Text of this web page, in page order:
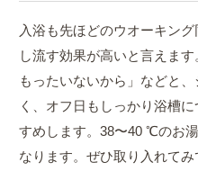
入浴も先ほどのウオーキン
し流す効果が高いと言えま
もったいないから」などと
く、オフ日もしっかり浴槽
すめします。38〜40 ℃のお
なります。ぜひ取り入れてみ